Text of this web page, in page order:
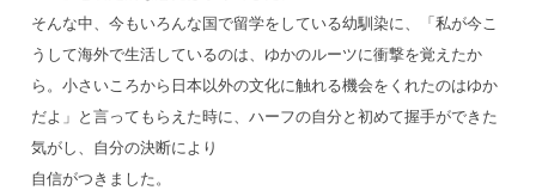
そんな中、今もいろんな国で留学をしている幼馴染に、「私が今こ
うして海外で生活しているのは、ゆかのルーツに衝撃を覚えたか
ら。小さいころから日本以外の文化に触れる機会をくれたのはゆか
だよ」と言ってもらえた時に、ハーフの自分と初めて握手ができた
気がし、自分の決断により
自信がつきました。